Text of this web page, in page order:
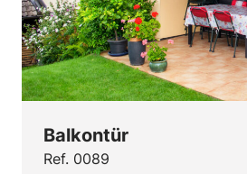
Balkontür
Ref. 0089